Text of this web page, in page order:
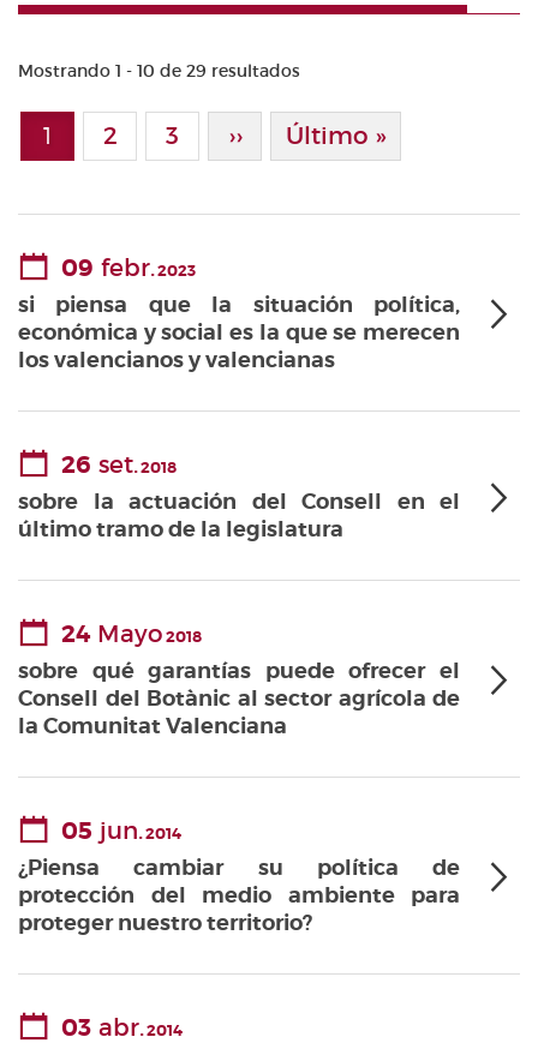
Mostrando 1 - 10 de 29 resultados
Paginación
Página actual
1 Page
2 Page
3 Siguiente Página
›› Última Página
Último »
09 febr.2023
si piensa que la situación política,
económica y social es la que se merecen
los valencianos y valencianas
26 set.2018
sobre la actuación del Consell en el
último tramo de la legislatura
24 Mayo2018
sobre qué garantías puede ofrecer el
Consell del Botànic al sector agrícola de
la Comunitat Valenciana
05 jun.2014
¿Piensa cambiar su política de
protección del medio ambiente para
proteger nuestro territorio?
03 abr.2014